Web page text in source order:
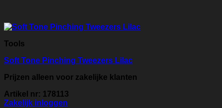
Tools
Soft Tone Pinching Tweezers Lilac
Prijzen alleen voor zakelijke klanten
Artikel nr: 178113
Zakelijk inloggen